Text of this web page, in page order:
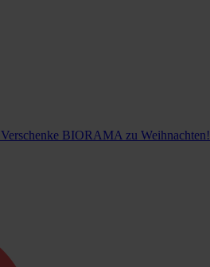
Verschenke BIORAMA zu Weihnachten!